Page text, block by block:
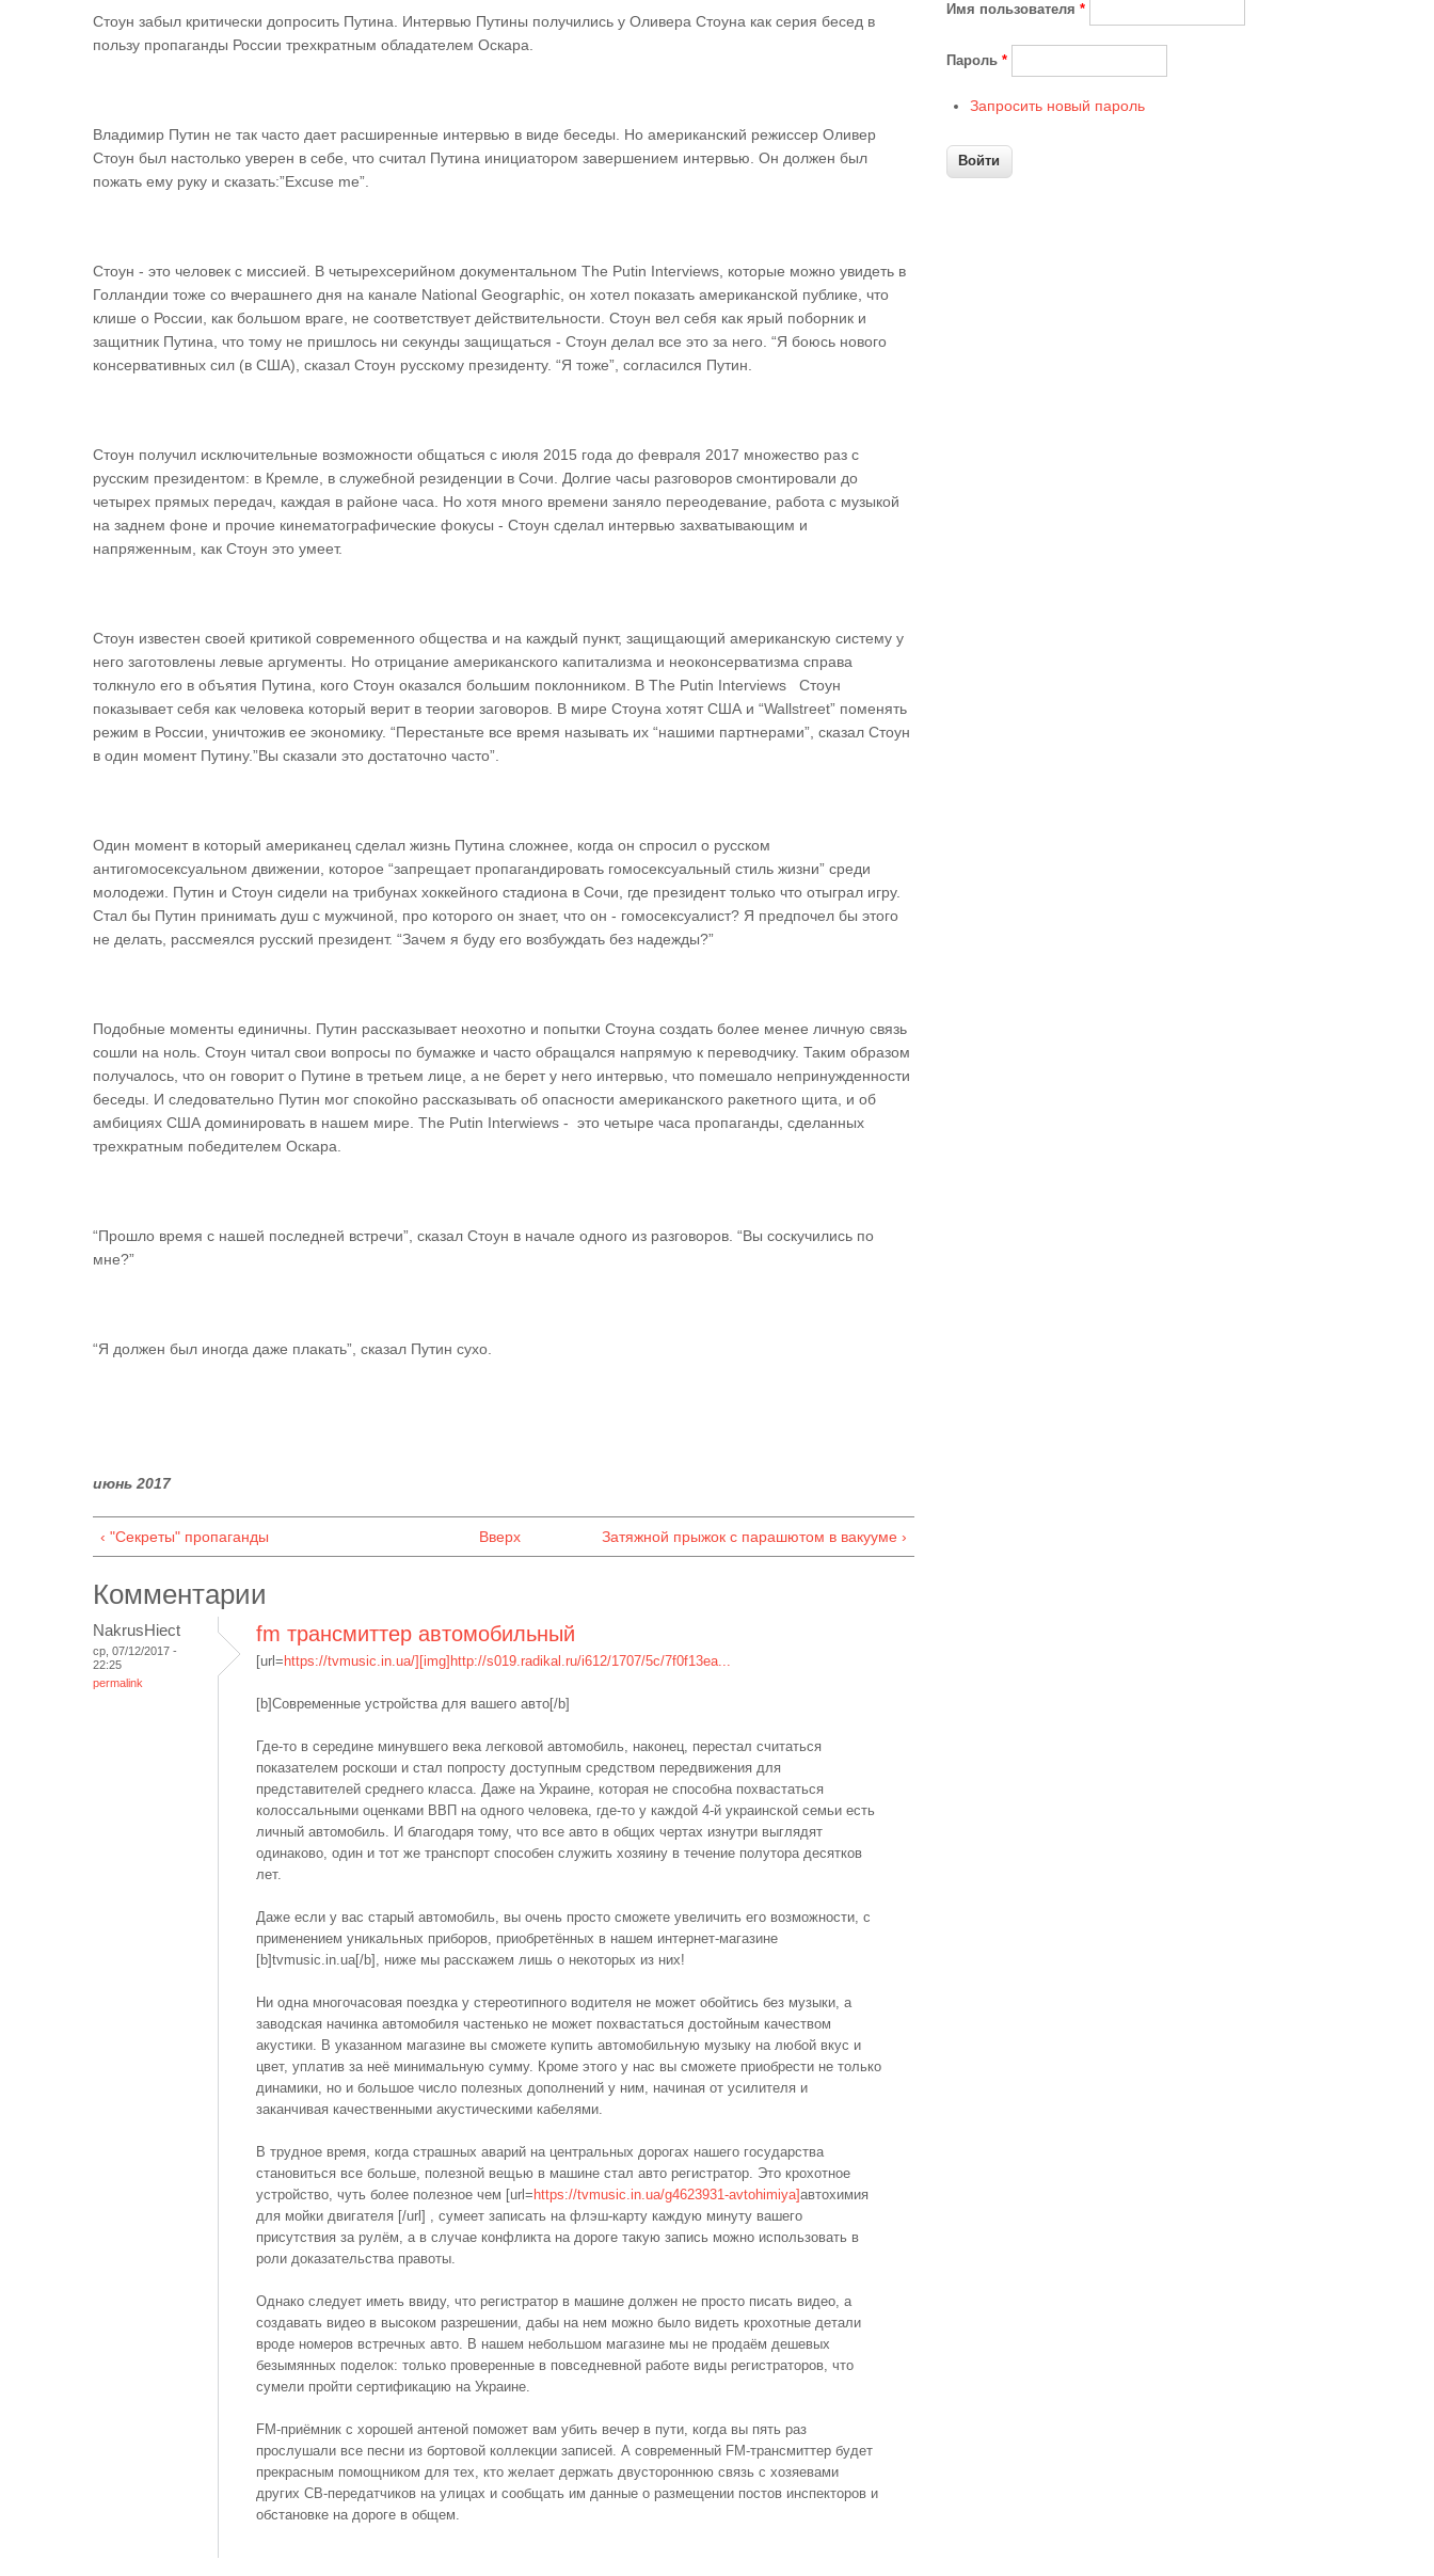
Стоун забыл критически допросить Путина. Интервью Путины получились у Оливера Стоуна как серия бесед в
пользу пропаганды России трехкратным обладателем Оскара.
Владимир Путин не так часто дает расширенные интервью в виде беседы. Но американский режиссер Оливер
Стоун был настолько уверен в себе, что считал Путина инициатором завершением интервью. Он должен был
пожать ему руку и сказать:”Excuse me”.
Стоун - это человек с миссией. В четырехсерийном документальном The Putin Interviews, которые можно увидеть в
Голландии тоже со вчерашнего дня на канале National Geographic, он хотел показать американской публике, что
клише о России, как большом враге, не соответствует действительности. Стоун вел себя как ярый поборник и
защитник Путина, что тому не пришлось ни секунды защищаться - Стоун делал все это за него. “Я боюсь нового
консервативных сил (в США), сказал Стоун русскому президенту. “Я тоже”, согласился Путин.
Стоун получил исключительные возможности общаться с июля 2015 года до февраля 2017 множество раз с
русским президентом: в Кремле, в служебной резиденции в Сочи. Долгие часы разговоров смонтировали до
четырех прямых передач, каждая в районе часа. Но хотя много времени заняло переодевание, работа с музыкой
на заднем фоне и прочие кинематографические фокусы - Стоун сделал интервью захватывающим и
напряженным, как Стоун это умеет.
Стоун известен своей критикой современного общества и на каждый пункт, защищающий американскую систему у
него заготовлены левые аргументы. Но отрицание американского капитализма и неоконсерватизма справа
толкнуло его в объятия Путина, кого Стоун оказался большим поклонником. В The Putin Interviews Стоун
показывает себя как человека который верит в теории заговоров. В мире Стоуна хотят США и “Wallstreet” поменять
режим в России, уничтожив ее экономику. “Перестаньте все время называть их “нашими партнерами”, сказал Стоун
в один момент Путину.”Вы сказали это достаточно часто”.
Один момент в который американец сделал жизнь Путина сложнее, когда он спросил о русском
антигомосексуальном движении, которое “запрещает пропагандировать гомосексуальный стиль жизни” среди
молодежи. Путин и Стоун сидели на трибунах хоккейного стадиона в Сочи, где президент только что отыграл игру.
Стал бы Путин принимать душ с мужчиной, про которого он знает, что он - гомосексуалист? Я предпочел бы этого
не делать, рассмеялся русский президент. “Зачем я буду его возбуждать без надежды?”
Подобные моменты единичны. Путин рассказывает неохотно и попытки Стоуна создать более менее личную связь
сошли на ноль. Стоун читал свои вопросы по бумажке и часто обращался напрямую к переводчику. Таким образом
получалось, что он говорит о Путине в третьем лице, а не берет у него интервью, что помешало непринужденности
беседы. И следовательно Путин мог спокойно рассказывать об опасности американского ракетного щита, и об
амбициях США доминировать в нашем мире. The Putin Interwiews - это четыре часа пропаганды, сделанных
трехкратным победителем Оскара.
“Прошло время с нашей последней встречи”, сказал Стоун в начале одного из разговоров. “Вы соскучились по
мне?”
“Я должен был иногда даже плакать”, сказал Путин сухо.
июнь 2017
‹ "Секреты" пропаганды Вверх Затяжной прыжок с парашютом в вакууме ›
Комментарии
NakrusHiect
ср, 07/12/2017 -
22:25
permalink
fm трансмиттер автомобильный
[url= https://tvmusic.in.ua/][img]http://s019.radikal.ru/i612/1707/5c/7f0f13ea...
[b]Современные устройства для вашего авто[/b]
Где-то в середине минувшего века легковой автомобиль, наконец, перестал считаться
показателем роскоши и стал попросту доступным средством передвижения для
представителей среднего класса. Даже на Украине, которая не способна похвастаться
колоссальными оценками ВВП на одного человека, где-то у каждой 4-й украинской семьи есть
личный автомобиль. И благодаря тому, что все авто в общих чертах изнутри выглядят
одинаково, один и тот же транспорт способен служить хозяину в течение полутора десятков
лет.
Даже если у вас старый автомобиль, вы очень просто сможете увеличить его возможности, с
применением уникальных приборов, приобретённых в нашем интернет-магазине
[b]tvmusic.in.ua[/b], ниже мы расскажем лишь о некоторых из них!
Ни одна многочасовая поездка у стереотипного водителя не может обойтись без музыки, а
заводская начинка автомобиля частенько не может похвастаться достойным качеством
акустики. В указанном магазине вы сможете купить автомобильную музыку на любой вкус и
цвет, уплатив за неё минимальную сумму. Кроме этого у нас вы сможете приобрести не только
динамики, но и большое число полезных дополнений у ним, начиная от усилителя и
заканчивая качественными акустическими кабелями.
В трудное время, когда страшных аварий на центральных дорогах нашего государства
становиться все больше, полезной вещью в машине стал авто регистратор. Это крохотное
устройство, чуть более полезное чем [url= https://tvmusic.in.ua/g4623931-avtohimiya]автохимия
для мойки двигателя [/url] , сумеет записать на флэш-карту каждую минуту вашего
присутствия за рулём, а в случае конфликта на дороге такую запись можно использовать в
роли доказательства правоты.
Однако следует иметь ввиду, что регистратор в машине должен не просто писать видео, а
создавать видео в высоком разрешении, дабы на нем можно было видеть крохотные детали
вроде номеров встречных авто. В нашем небольшом магазине мы не продаём дешевых
безымянных поделок: только проверенные в повседневной работе виды регистраторов, что
сумели пройти сертификацию на Украине.
FM-приёмник с хорошей антеной поможет вам убить вечер в пути, когда вы пять раз
прослушали все песни из бортовой коллекции записей. А современный FM-трансмиттер будет
прекрасным помощником для тех, кто желает держать двустороннюю связь с хозяевами
других СВ-передатчиков на улицах и сообщать им данные о размещении постов инспекторов и
обстановке на дороге в общем.
Имя пользователя *
Пароль *
Запросить новый пароль